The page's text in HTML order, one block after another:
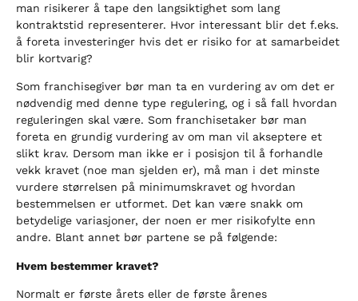
man risikerer å tape den langsiktighet som lang
kontraktstid representerer. Hvor interessant blir det f.eks.
å foreta investeringer hvis det er risiko for at samarbeidet
blir kortvarig?
Som franchisegiver bør man ta en vurdering av om det er
nødvendig med denne type regulering, og i så fall hvordan
reguleringen skal være. Som franchisetaker bør man
foreta en grundig vurdering av om man vil akseptere et
slikt krav. Dersom man ikke er i posisjon til å forhandle
vekk kravet (noe man sjelden er), må man i det minste
vurdere størrelsen på minimumskravet og hvordan
bestemmelsen er utformet. Det kan være snakk om
betydelige variasjoner, der noen er mer risikofylte enn
andre. Blant annet bør partene se på følgende:
Hvem bestemmer kravet?
Normalt er første årets eller de første årenes